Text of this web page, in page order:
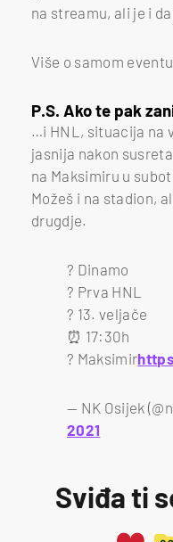
na streamu, ali je i
Više o samom
P.S. Ako te pak
…i HNL, situacija na
jasnija nakon
na Maksimiru u
Možeš i na stadion,
drugdje.
? Dinamo
? Prva HNL
? 13. veljače
⏰ 17:30h
? Maksimir
— NK Osijek
2021
Sviđa ti